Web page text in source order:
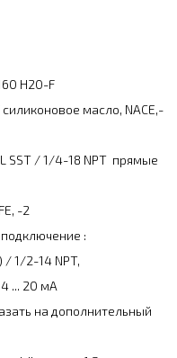
H20-F
масло, NACE,-
SST / 1/4-18 NPT прямые
-2
:
1/2-14 NPT,
... 20 мА
на дополнительный